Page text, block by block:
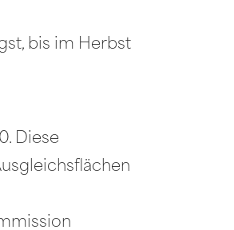
bis im Herbst
Diese